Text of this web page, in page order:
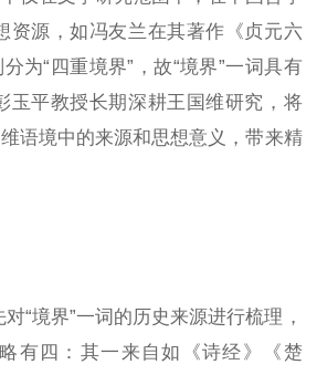
资源，如冯友兰在其著作《贞元六
为“四重境界”，故“境界”一词具有
玉平教授长期深耕王国维研究，将
语境中的来源和思想意义，带来精
“境界”一词的历史来源进行梳理，
有四：其一来自如《诗经》《楚